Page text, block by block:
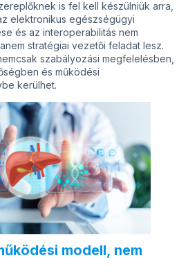
is fel kell készülniük arra,
elektronikus egészségügyi
és az interoperabilitás nem
stratégiai vezetői feladat lesz.
szabályozási megfelelésben,
és működési
kerülhet.
modell, nem